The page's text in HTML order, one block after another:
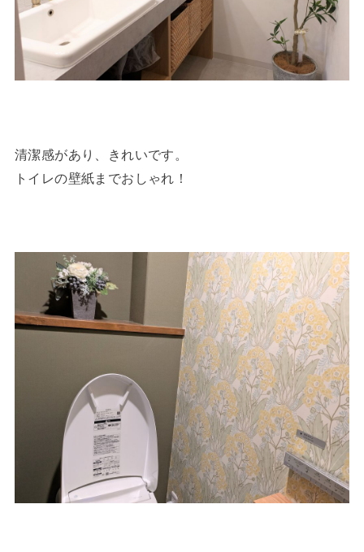
清潔感があり、きれいです。
トイレの壁紙までおしゃれ！